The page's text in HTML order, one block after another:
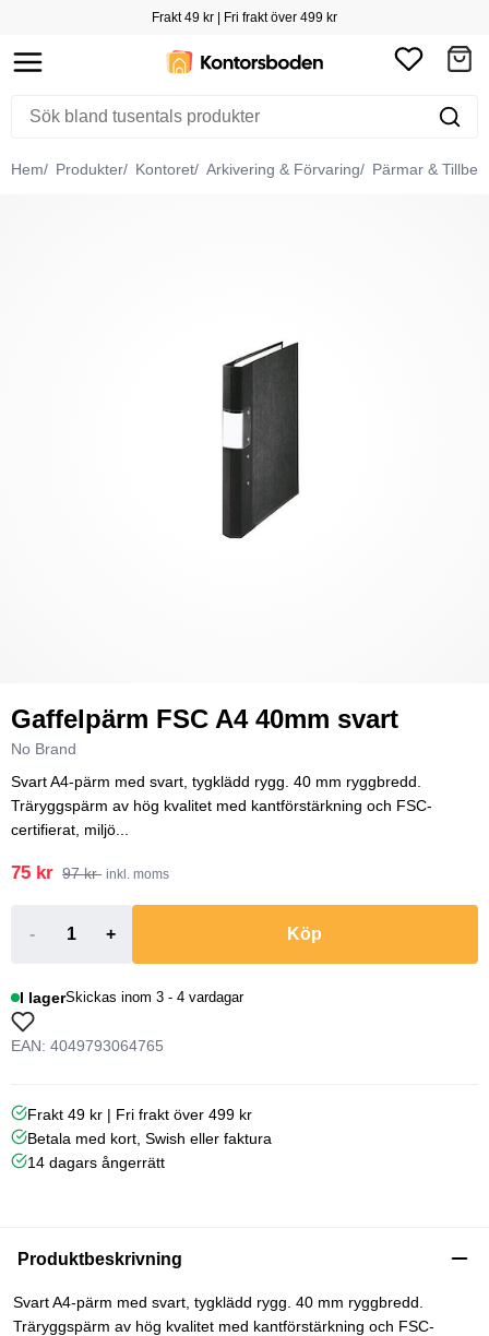
Frakt 49 kr | Fri frakt över 499 kr
Hem Produkter Kontoret Arkivering & Förvaring Pärmar &
Gaffelpärm FSC A4 40mm svart
No Brand
Svart A4-pärm med svart, tygklädd rygg. 40 mm ryggbredd.
Träryggspärm av hög kvalitet med kantförstärkning och FSC-
certifierat, miljö...
75 kr 97 kr inkl. moms
- + Köp
I lagerSkickas inom 3 - 4 vardagar
EAN: 4049793064765
Frakt 49 kr | Fri frakt över 499 kr
Betala med kort, Swish eller faktura
14 dagars ångerrätt
Produktbeskrivning
Svart A4-pärm med svart, tygklädd rygg. 40 mm ryggbredd.
Träryggspärm av hög kvalitet med kantförstärkning och FSC-